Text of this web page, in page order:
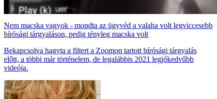
Nem macska vagyok - mondta az ügyvéd a valaha volt legviccesebb
bírósági tárgyaláson, pedig tényleg macska volt
Bekapcsolva hagyta a filtert a Zoomon tartott bírósági tárgyalás
előtt, a többi már történelem, de legalábbis 2021 legjókedvűbb
videója.